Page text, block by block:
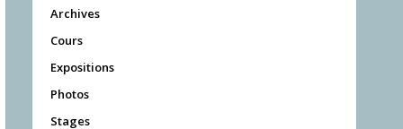
Archives
Cours
Expositions
Photos
Stages